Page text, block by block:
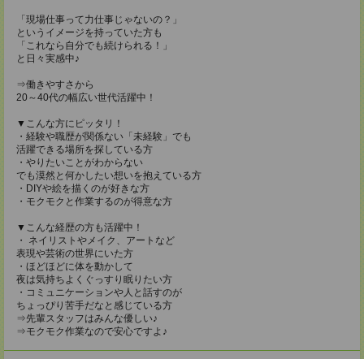
「現場仕事って力仕事じゃないの？」
というイメージを持っていた方も
「これなら自分でも続けられる！」
と日々実感中♪
⇒働きやすさから
20～40代の幅広い世代活躍中！
▼こんな方にピッタリ！
・経験や職歴が関係ない「未経験」でも
活躍できる場所を探している方
・やりたいことがわからない
でも漠然と何かしたい想いを抱えている方
・DIYや絵を描くのが好きな方
・モクモクと作業するのが得意な方
▼こんな経歴の方も活躍中！
・ ネイリストやメイク、アートなど
表現や芸術の世界にいた方
・ほどほどに体を動かして
夜は気持ちよくぐっすり眠りたい方
・コミュニケーションや人と話すのが
ちょっぴり苦手だなと感じている方
⇒先輩スタッフはみんな優しい♪
⇒モクモク作業なので安心ですよ♪